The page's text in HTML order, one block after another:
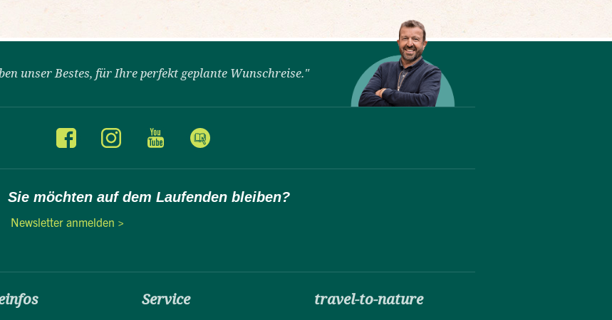
unser Bestes, für Ihre perfekt geplante Wunschreise."
Sie möchten auf dem Laufenden bleiben?
Newsletter anmelden >
Service travel-to-nature